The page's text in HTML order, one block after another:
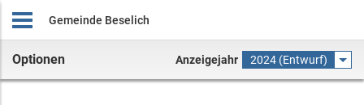
Gemeinde Beselich
Optionen Anzeigejahr 2024 (Entwurf)